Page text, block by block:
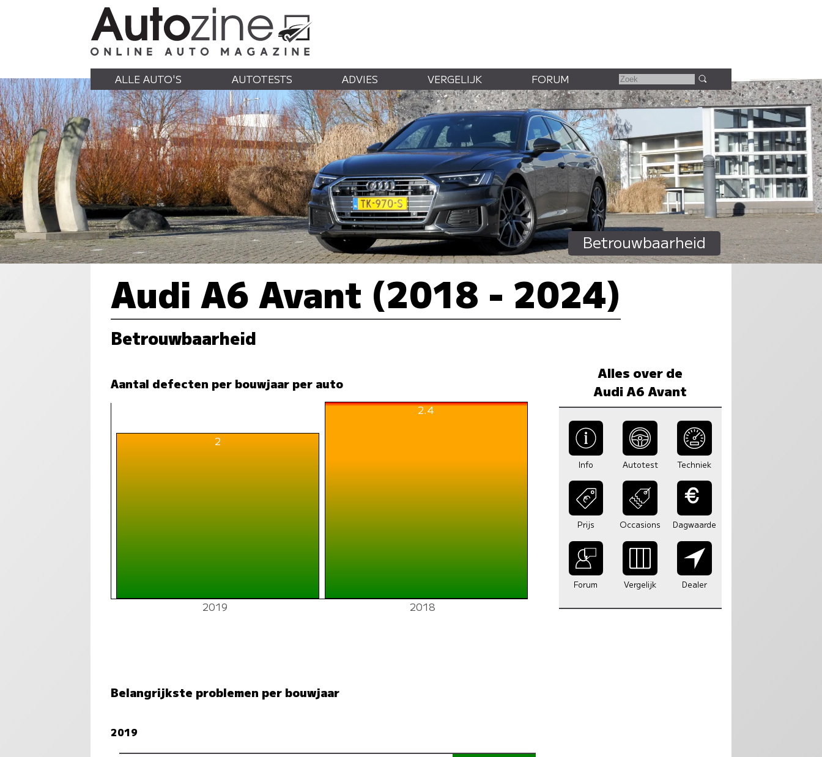
ALLE AUTO'S AUTOTESTS ADVIES VERGELIJK FORUM
Betrouwbaarheid
Audi A6 Avant (2018 - 2024)
Betrouwbaarheid
Aantal defecten per bouwjaar per auto
2
2.4
2019 2018
Belangrijkste problemen per bouwjaar
2019
Alles over de
Audi A6 Avant
Info Autotest Techniek
Prijs Occasions Dagwaarde
Forum Vergelijk Dealer